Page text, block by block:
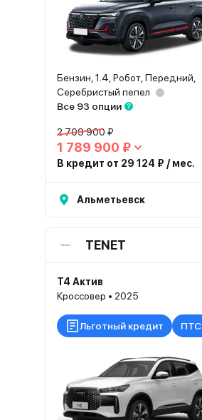
Бензин, 1.4, Робот, Передний,
Серебристый пепел
Все 93 опции
2 709 900 ₽
1 789 900 ₽
В кредит от 29 124 ₽ / мес.
Альметьевск
TENET
T4 Актив
Кроссовер • 2025
Льготный кредит ПТС